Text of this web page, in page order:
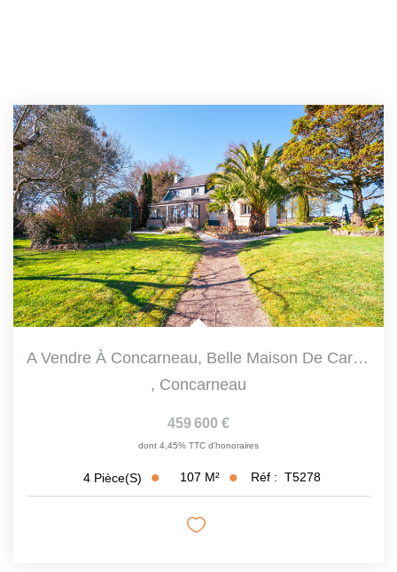
A Vendre À Concarneau, Belle Maison De Caractère De 106.67...
, Concarneau
459 600 €
dont 4,45% TTC d'honoraires
4 Pièce(s) 107 M² Réf : T5278